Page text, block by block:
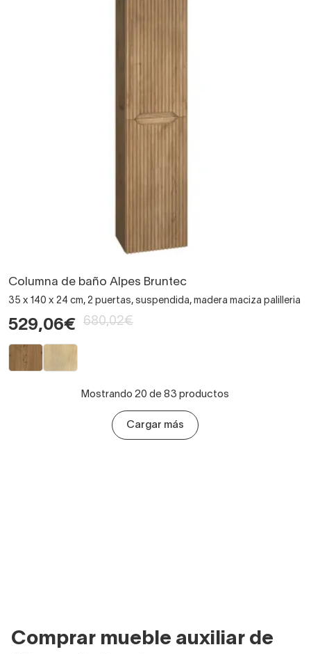
Columna de baño Alpes Bruntec
35 x 140 x 24 cm, 2 puertas, suspendida, madera maciza palilleria
529,06€ 680,02€
Mostrando 20 de 83 productos
Cargar más
Comprar mueble auxiliar de